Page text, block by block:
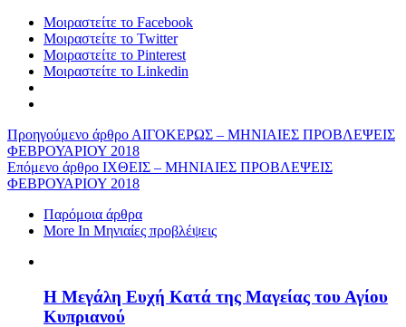
Μοιραστείτε το Facebook
Μοιραστείτε το Twitter
Μοιραστείτε το Pinterest
Μοιραστείτε το Linkedin
Προηγούμενο άρθρο ΑΙΓΟΚΕΡΩΣ – ΜΗΝΙΑΙΕΣ ΠΡΟΒΛΕΨΕΙΣ
ΦΕΒΡΟΥΑΡΙΟΥ 2018
Επόμενο άρθρο ΙΧΘΕΙΣ – ΜΗΝΙΑΙΕΣ ΠΡΟΒΛΕΨΕΙΣ
ΦΕΒΡΟΥΑΡΙΟΥ 2018
Παρόμοια άρθρα
More In Μηνιαίες προβλέψεις
Η Μεγάλη Ευχή Κατά της Μαγείας του Αγίου
Κυπριανού